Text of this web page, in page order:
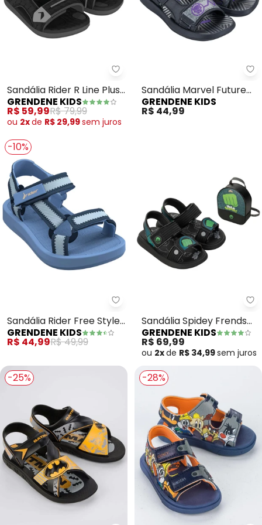
Grendene Kids - Sandália Rider
Sandália Rider R Line Plus
Ii (Preto)
GRENDENE KIDS
R$ 59,99R$ 79,99
ou 2xde R$ 29,99sem juros
Sandália Marvel Future
(Preto)
GRENDENE KIDS
R$ 44,99
-10%
Grendene Kids - Sandália Rider
Sandália Rider Free Style
Ii (Azul)
GRENDENE KIDS
R$ 44,99R$ 49,99
Sandália Spidey Frends
(Verde)
GRENDENE KIDS
R$ 69,99
ou 2xde R$ 34,99sem juros
-25% -28%